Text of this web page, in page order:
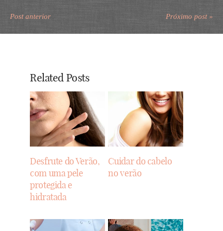
Post anterior Próximo post »
Related Posts
Desfrute do Verão,
com uma pele
protegida e
hidratada
Cuidar do cabelo
no verão